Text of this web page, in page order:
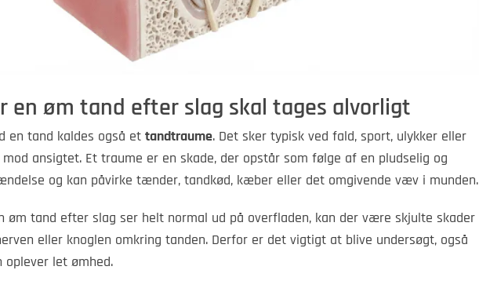
en øm tand efter slag skal tages alvorligt
en tand kaldes også et tandtraume. Det sker typisk ved fald, sport, ulykker eller
ansigtet. Et traume er en skade, der opstår som følge af en pludselig og
og kan påvirke tænder, tandkød, kæber eller det omgivende væv i munden.
øm tand efter slag ser helt normal ud på overfladen, kan der være skjulte skader
eller knoglen omkring tanden. Derfor er det vigtigt at blive undersøgt, også
oplever let ømhed.